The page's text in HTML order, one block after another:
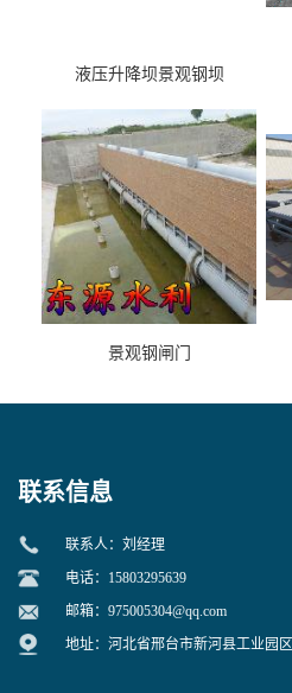
液压升降坝景观钢坝
景观钢闸门
联系信息
联系人：刘经理
电话：15803295639
邮箱： 975005304@qq.com
地址：河北省邢台市新河县工业园区